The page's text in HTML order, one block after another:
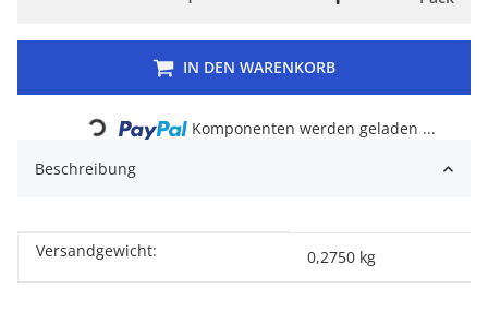
IN DEN WARENKORB
Loading...
Komponenten werden geladen ...
Beschreibung
Produkteigenschaft
Wert
Versandgewicht: 0,2750 kg